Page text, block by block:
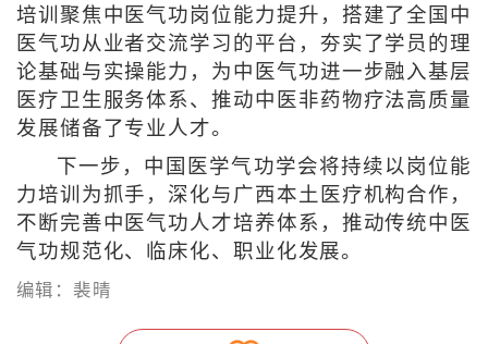
培训聚焦中医气功岗位能力提升，搭建了全国中
医气功从业者交流学习的平台，夯实了学员的理
论基础与实操能力，为中医气功进一步融入基层
医疗卫生服务体系、推动中医非药物疗法高质量
发展储备了专业人才。
下一步，中国医学气功学会将持续以岗位能
力培训为抓手，深化与广西本土医疗机构合作，
不断完善中医气功人才培养体系，推动传统中医
气功规范化、临床化、职业化发展。
编辑：裴晴